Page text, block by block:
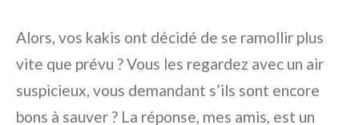
Alors, vos kakis ont décidé de se ramollir plus
vite que prévu ? Vous les regardez avec un air
suspicieux, vous demandant s’ils sont encore
bons à sauver ? La réponse, mes amis, est un